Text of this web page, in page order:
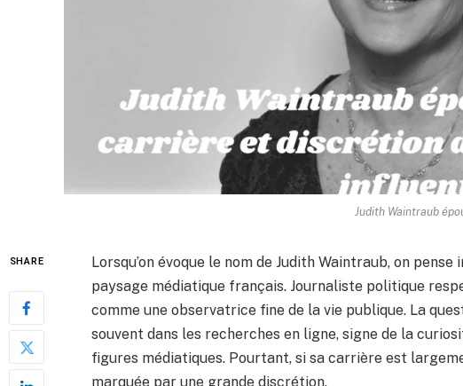
Judith Waintraub
SHARE
Lorsqu’on évoque le nom de Judith Waintraub, on
paysage médiatique français. Journaliste politique
comme une observatrice fine de la vie publique. La
souvent dans les recherches en ligne, signe de la
figures médiatiques. Pourtant, si sa carrière est
marquée par une grande discrétion.